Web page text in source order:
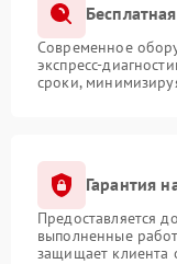
Современное
экспресс-
сроки,
Гарантия
Предоставляется
выполненные
защищает клиента